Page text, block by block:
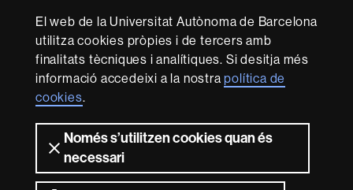
El web de la Universitat Autònoma de Barcelona
utilitza cookies pròpies i de tercers amb
finalitats tècniques i analítiques. Si desitja més
informació accedeixi a la nostrapolítica de
cookies.
Només s’utilitzen cookies quan és
necessari
Sobre
aquest
web
Avís legal Protecció de dades Sobre el
web
Mapa del web UAB
Som una universitat capdavantera que imparteix una
docència de qualitat i excel·lència, diversificada,
multidisciplinària i flexible, ajustada a les necessitats de
la societat i adaptada als nous models de l'Europa del
coneixement. La UAB és reconeguda internacionalment